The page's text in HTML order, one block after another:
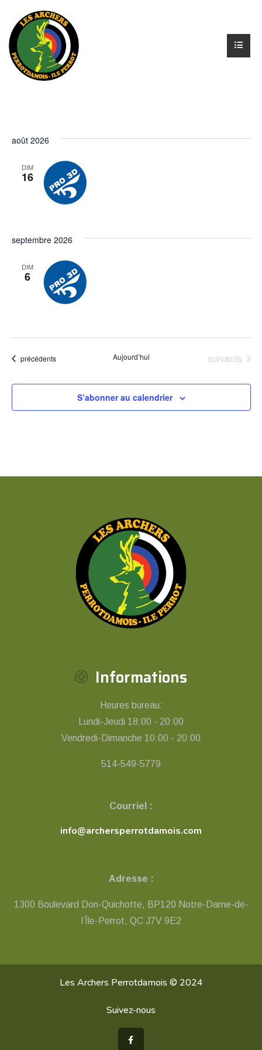
août 2026
DIM
16
septembre 2026
DIM
6
Évènements
précédents Aujourd’hui Évènements
suivants
S’abonner au calendrier
Informations
Heures bureau:
Lundi-Jeudi 18:00 - 20:00
Vendredi-Dimanche 10:00 - 20:00
514-549-5779
Courriel :
info@archersperrotdamois.com
Adresse :
1300 Boulevard Don-Quichotte, BP120 Notre-Dame-de-
l’Île-Perrot, QC ​J7V 9E2
Les Archers Perrotdamois © 2024
Suivez-nous